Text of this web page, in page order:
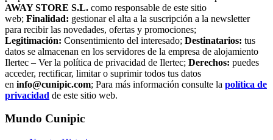
AWAY STORE S.L. como responsable de este sitio
web; Finalidad: gestionar el alta a la suscripción a la newsletter
para recibir las novedades, ofertas y promociones;
Legitimación: Consentimiento del interesado; Destinatarios: tus
datos se almacenan en los servidores de la empresa de alojamiento
Ilertec – Ver la política de privacidad de Ilertec; Derechos: puedes
acceder, rectificar, limitar o suprimir todos tus datos
en info@cunipic.com; Para más información consulte la política de
privacidad de este sitio web.
Mundo Cunipic